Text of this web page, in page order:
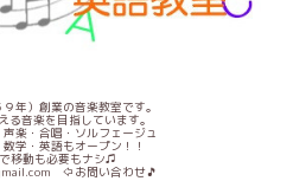
年）創業の音楽教室です。
る音楽を目指しています。
楽・合唱・ソルフェージュ
学・英語もオープン！！
移動も必要もナシ♫
⇦お問い合わせ🎵